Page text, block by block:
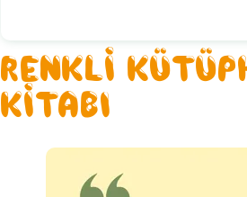
RENKLİ
KİTABI